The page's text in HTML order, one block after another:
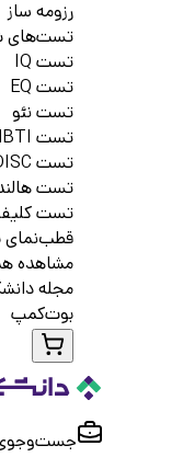
رزومه ساز
تست‌های
تست IQ
تست EQ
تست نئو
تست MBTI
تست DISC
تست
تست
قطب‌نمای
مشاهده
مجله
بوت‌کمپ